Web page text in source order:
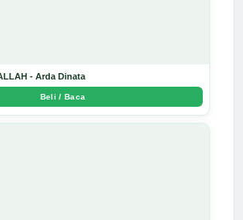
- Arda Dinata
Beli / Baca